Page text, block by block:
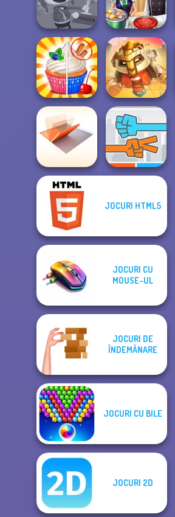
Poptropica Cooking Frenzy
Rachel Holmes
For Honor
Warriors io
Folding Blocks
Puzzle
JOCURI HTML5
JOCURI CU
MOUSE-UL
JOCURI DE
ÎNDEMÂNARE
JOCURI CU BILE
JOCURI 2D